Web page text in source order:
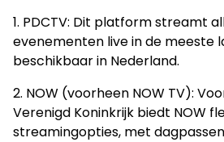
1. PDCTV: Dit platform streamt
evenementen live in de meeste
beschikbaar in Nederland.
2. NOW (voorheen NOW TV):
Verenigd Koninkrijk biedt NOW
streamingopties, met dagpassen